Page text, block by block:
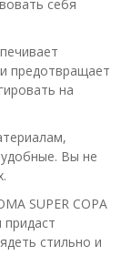
себя
предотвращает
на
удобные. Вы не
SUPER COPA
стильно и